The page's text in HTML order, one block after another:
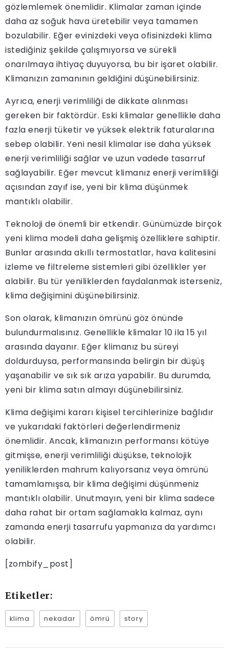
gözlemlemek önemlidir. Klimalar zaman içinde
daha az soğuk hava üretebilir veya tamamen
bozulabilir. Eğer evinizdeki veya ofisinizdeki klima
istediğiniz şekilde çalışmıyorsa ve sürekli
onarılmaya ihtiyaç duyuyorsa, bu bir işaret olabilir.
Klimanızın zamanının geldiğini düşünebilirsiniz.
Ayrıca, enerji verimliliği de dikkate alınması
gereken bir faktördür. Eski klimalar genellikle daha
fazla enerji tüketir ve yüksek elektrik faturalarına
sebep olabilir. Yeni nesil klimalar ise daha yüksek
enerji verimliliği sağlar ve uzun vadede tasarruf
sağlayabilir. Eğer mevcut klimanız enerji verimliliği
açısından zayıf ise, yeni bir klima düşünmek
mantıklı olabilir.
Teknoloji de önemli bir etkendir. Günümüzde birçok
yeni klima modeli daha gelişmiş özelliklere sahiptir.
Bunlar arasında akıllı termostatlar, hava kalitesini
izleme ve filtreleme sistemleri gibi özellikler yer
alabilir. Bu tür yeniliklerden faydalanmak isterseniz,
klima değişimini düşünebilirsiniz.
Son olarak, klimanızın ömrünü göz önünde
bulundurmalısınız. Genellikle klimalar 10 ila 15 yıl
arasında dayanır. Eğer klimanız bu süreyi
doldurduysa, performansında belirgin bir düşüş
yaşanabilir ve sık sık arıza yapabilir. Bu durumda,
yeni bir klima satın almayı düşünebilirsiniz.
Klima değişimi kararı kişisel tercihlerinize bağlıdır
ve yukarıdaki faktörleri değerlendirmeniz
önemlidir. Ancak, klimanızın performansı kötüye
gitmişse, enerji verimliliği düşükse, teknolojik
yeniliklerden mahrum kalıyorsanız veya ömrünü
tamamlamışsa, bir klima değişimi düşünmeniz
mantıklı olabilir. Unutmayın, yeni bir klima sadece
daha rahat bir ortam sağlamakla kalmaz, aynı
zamanda enerji tasarrufu yapmanıza da yardımcı
olabilir.
[zombify_post]
Etiketler:
klima nekadar ömrü story